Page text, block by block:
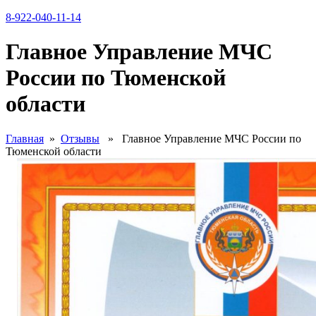
8-922-040-11-14
Главное Управление МЧС
России по Тюменской
области
Главная » Отзывы » Главное Управление МЧС России по
Тюменской области